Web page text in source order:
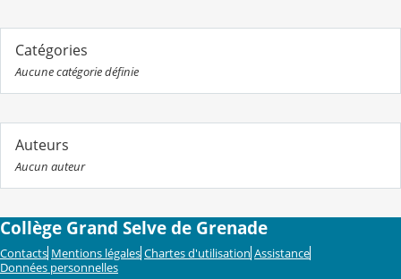
Catégories
Aucune catégorie définie
Auteurs
Aucun auteur
Collège Grand Selve de Grenade
Contacts Mentions légales Chartes d'utilisation Assistance
Données personnelles